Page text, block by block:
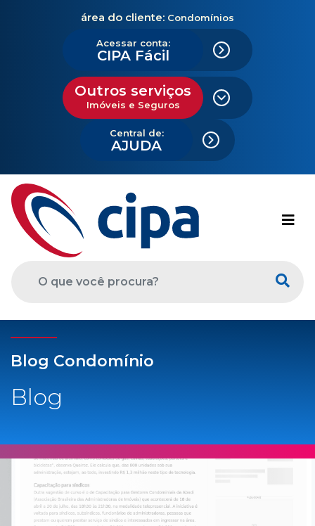
área do cliente: Condomínios
Acessar conta:
CIPA Fácil
Outros serviços
Imóveis e Seguros
Central de:
AJUDA
Blog Condomínio
Blog